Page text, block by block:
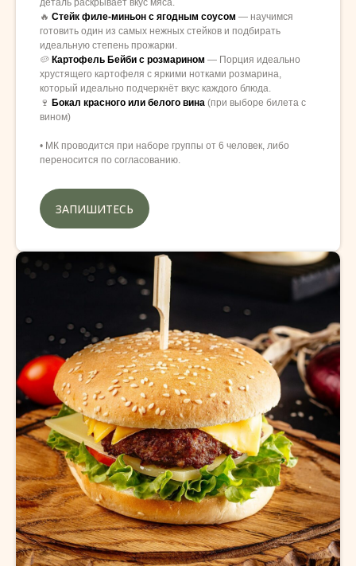
деталь раскрывает вкус мяса.
🔥 Стейк филе-миньон с ягодным соусом — научимся
готовить один из самых нежных стейков и подбирать
идеальную степень прожарки.
🥔 Картофель Бейби с розмарином — Порция идеально
хрустящего картофеля с яркими нотками розмарина,
который идеально подчеркнёт вкус каждого блюда.
🍷 Бокал красного или белого вина (при выборе билета с
вином)
• МК проводится при наборе группы от 6 человек, либо
переносится по согласованию.
ЗАПИШИТЕСЬ